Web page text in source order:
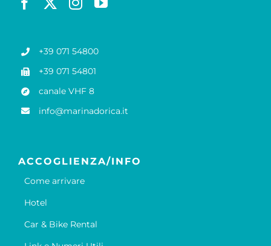
+39 071 54800
+39 071 54801
canale VHF 8
info@marinadorica.it
ACCOGLIENZA/INFO
Come arrivare
Hotel
Car & Bike Rental